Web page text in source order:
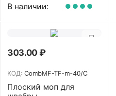
В наличии:
303.00₽
КОД: CombMF-TF-m-40/C
Плоский моп для